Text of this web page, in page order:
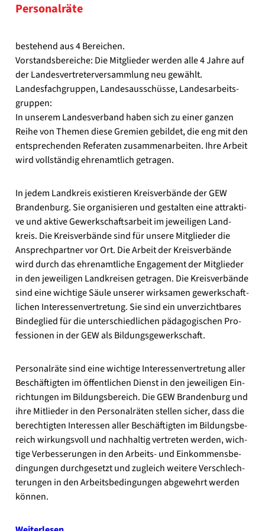
Per­so­nal­rä­te
bestehend aus 4 Berei­chen.
Vor­stands­be­rei­che: Die Mit­glie­der wer­den alle 4 Jah­re auf
der Lan­des­ver­tre­ter­ver­samm­lung neu gewählt.
Lan­des­fach­grup­pen, Lan­des­aus­schüs­se, Lan­des­ar­beits­
grup­pen:
In unse­rem Lan­des­ver­band haben sich zu einer gan­zen
Rei­he von The­men die­se Gre­mi­en gebil­det, die eng mit den
ent­spre­chen­den Refe­ra­ten zusam­men­ar­bei­ten. Ihre Arbeit
wird voll­stän­dig ehren­amt­lich getra­gen.
In jedem Land­kreis exis­tie­ren Kreis­ver­bän­de der GEW
Bran­den­burg. Sie orga­ni­sie­ren und gestal­ten eine attrak­ti­
ve und akti­ve Gewerk­schafts­ar­beit im jewei­li­gen Land­
kreis. Die Kreis­ver­bän­de sind für unse­re Mit­glie­der die
Ansprech­part­ner vor Ort. Die Arbeit der Kreis­ver­bän­de
wird durch das ehren­amt­li­che Enga­ge­ment der Mit­glie­der
in den jewei­li­gen Land­krei­sen getra­gen. Die Kreis­ver­bän­de
sind eine wich­ti­ge Säu­le unse­rer wirk­sa­men gewerk­schaft­
li­chen Inter­es­sen­ver­tre­tung. Sie sind ein unver­zicht­ba­res
Bin­de­glied für die unter­schied­li­chen päd­ago­gi­schen Pro­
fes­sio­nen in der GEW als Bil­dungs­ge­werk­schaft.
Per­so­nal­rä­te sind eine wich­ti­ge Inter­es­sen­ver­tre­tung aller
Beschäf­tig­ten im öffent­li­chen Dienst in den jewei­li­gen Ein­
rich­tun­gen im Bil­dungs­be­reich. Die GEW Bran­den­burg und
ihre Mit­lie­der in den Per­so­nal­rä­ten stel­len sicher, dass die
berech­tig­ten Inter­es­sen aller Beschäf­tig­ten im Bil­dungs­be­
reich wir­kungs­voll und nach­hal­tig ver­tre­ten wer­den, wich­
ti­ge Ver­bes­se­run­gen in den Arbeits- und Ein­kom­mens­be­
din­gun­gen durch­ge­setzt und zugleich wei­te­re Ver­schlech­
te­run­gen in den Arbeits­be­din­gun­gen abge­wehrt wer­den
kön­nen.